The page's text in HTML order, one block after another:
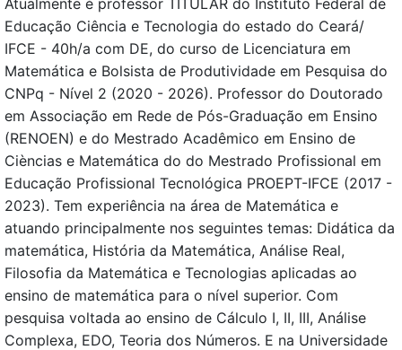
Educação Ciência e Tecnologia do estado do Ceará/
IFCE - 40h/a com DE, do curso de Licenciatura em
Matemática e Bolsista de Produtividade em Pesquisa do
CNPq - Nível 2 (2020 - 2026). Professor do Doutorado
em Associação em Rede de Pós-Graduação em Ensino
(RENOEN) e do Mestrado Acadêmico em Ensino de
Cièncias e Matemática do do Mestrado Profissional em
Educação Profissional Tecnológica PROEPT-IFCE (2017 -
2023). Tem experiência na área de Matemática e
atuando principalmente nos seguintes temas: Didática da
matemática, História da Matemática, Análise Real,
Filosofia da Matemática e Tecnologias aplicadas ao
ensino de matemática para o nível superior. Com
pesquisa voltada ao ensino de Cálculo I, II, III, Análise
Complexa, EDO, Teoria dos Números. E na Universidade